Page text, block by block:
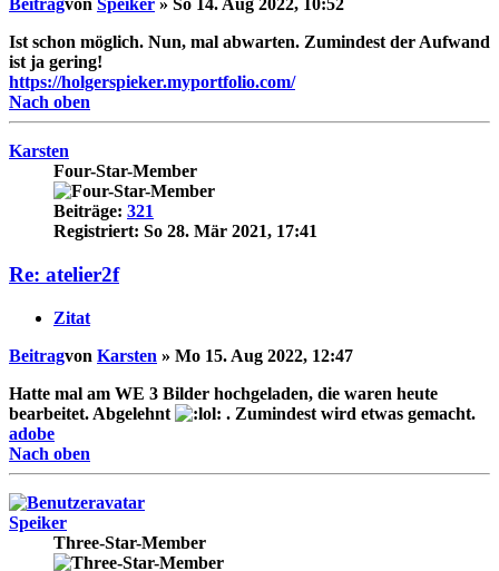
Beitragvon Speiker » So 14. Aug 2022, 10:52
Ist schon möglich. Nun, mal abwarten. Zumindest der Aufwand
ist ja gering!
https://holgerspieker.myportfolio.com/
Nach oben
Karsten
Four-Star-Member
Beiträge: 321
Registriert: So 28. Mär 2021, 17:41
Re: atelier2f
Zitat
Beitragvon Karsten » Mo 15. Aug 2022, 12:47
Hatte mal am WE 3 Bilder hochgeladen, die waren heute
bearbeitet. Abgelehnt
. Zumindest wird etwas gemacht.
adobe
Nach oben
Speiker
Three-Star-Member